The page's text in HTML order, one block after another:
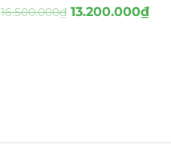
16.500.000₫ 13.200.000₫